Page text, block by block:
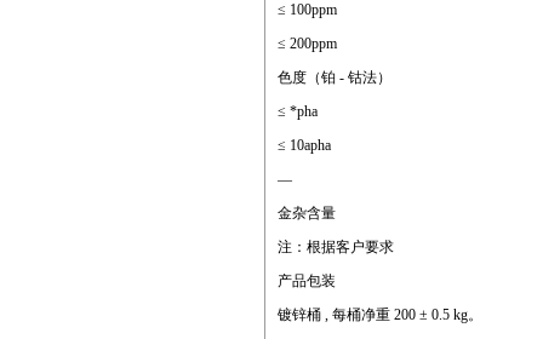
≤ 100ppm
≤ 200ppm
色度（铂 - 钴法）
≤ *pha
≤ 10apha
—
金杂含量
注：根据客户要求
产品包装
镀锌桶 , 每桶净重 200 ± 0.5 kg。